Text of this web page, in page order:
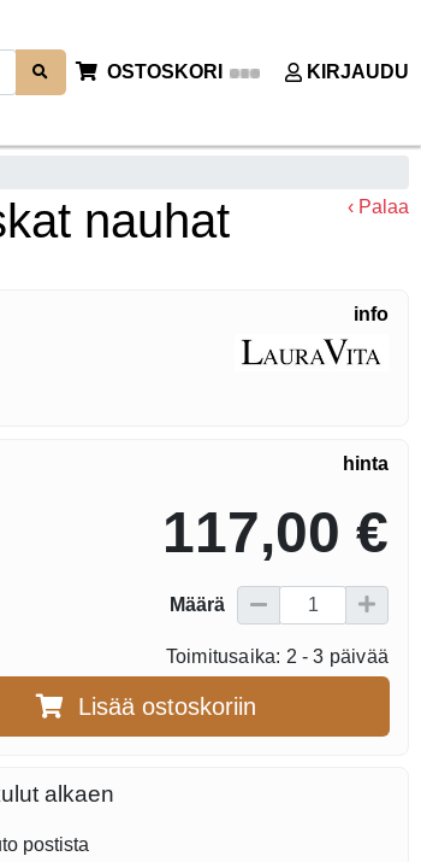
OSTOSKORI KIRJAUDU
nauhat ‹ Palaa
info
hinta
117,00 €
Määrä
Toimitusaika: 2 - 3 päivää
Lisää ostoskoriin
alkaen
postista